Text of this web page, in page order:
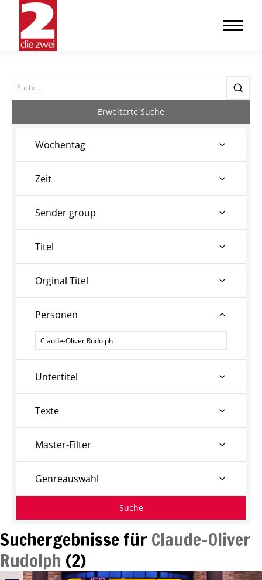
Search
Suchergebnisse für Claude-Oliver
Rudolph (2)
Erweiterte Suche
Wochentag
Zeit
Sender group
Titel
Orginal Titel
Personen
Personen
Untertitel
Texte
Master-Filter
Genreauswahl
Suche